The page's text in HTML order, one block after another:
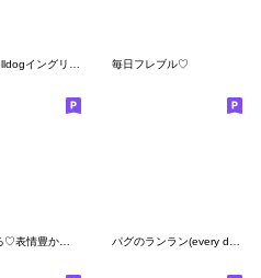
EnglishBulldogイングリッシュ ブルドッグ 毎日フレブル♡